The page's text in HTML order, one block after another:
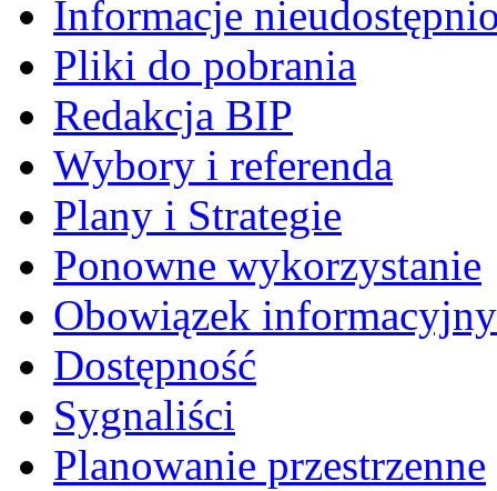
Informacje
Pliki do pobrania
Redakcja BIP
Wybory i referenda
Plany i Strategie
Ponowne wykorzystanie
Obowiązek informacyjny
Dostępność
Sygnaliści
Planowanie przestrzenne